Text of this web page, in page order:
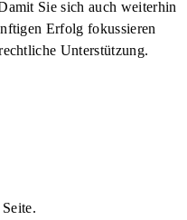
Sie sich auch weiterhin
Erfolg fokussieren
Unterstützung.